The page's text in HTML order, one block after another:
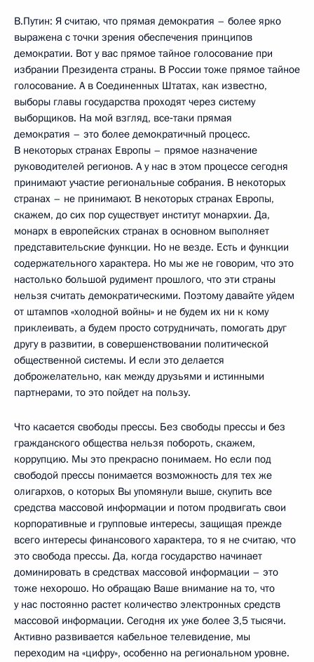
В.Путин: Я считаю, что прямая демократия – более ярко
выражена с точки зрения обеспечения принципов
демократии. Вот у вас прямое тайное голосование при
избрании Президента страны. В России тоже прямое тайное
голосование. А в Соединенных Штатах, как известно,
выборы главы государства проходят через систему
выборщиков. На мой взгляд, все‑таки прямая
демократия – это более демократичный процесс.
В некоторых странах Европы – прямое назначение
руководителей регионов. А у нас в этом процессе сегодня
принимают участие региональные собрания. В некоторых
странах – не принимают. В некоторых странах Европы,
скажем, до сих пор существует институт монархии. Да,
монарх в европейских странах в основном выполняет
представительские функции. Но не везде. Есть и функции
содержательного характера. Но мы же не говорим, что это
настолько большой рудимент прошлого, что эти страны
нельзя считать демократическими. Поэтому давайте уйдем
от штампов «холодной войны» и не будем их ни к кому
приклеивать, а будем просто сотрудничать, помогать друг
другу в развитии, в совершенствовании политической
общественной системы. И если это делается
доброжелательно, как между друзьями и истинными
партнерами, то это пойдет на пользу.
Что касается свободы прессы. Без свободы прессы и без
гражданского общества нельзя побороть, скажем,
коррупцию. Мы это прекрасно понимаем. Но если под
свободой прессы понимается возможность для тех же
олигархов, о которых Вы упомянули выше, скупить все
средства массовой информации и потом продвигать свои
корпоративные и групповые интересы, защищая прежде
всего интересы финансового характера, то я не считаю, что
это свобода прессы. Да, когда государство начинает
доминировать в средствах массовой информации – это
тоже нехорошо. Но обращаю Ваше внимание на то, что
у нас постоянно растет количество электронных средств
массовой информации. Сегодня их уже более 3,5 тысячи.
Активно развивается кабельное телевидение, мы
переходим на «цифру», особенно на региональном уровне.